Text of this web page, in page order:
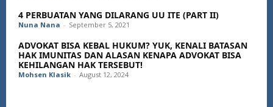
4 PERBUATAN YANG DILARANG UU ITE (PART II)
Nuna Nana - September 5, 2021
ADVOKAT BISA KEBAL HUKUM? YUK, KENALI BATASAN
HAK IMUNITAS DAN ALASAN KENAPA ADVOKAT BISA
KEHILANGAN HAK TERSEBUT!
Mohsen Klasik - August 12, 2024